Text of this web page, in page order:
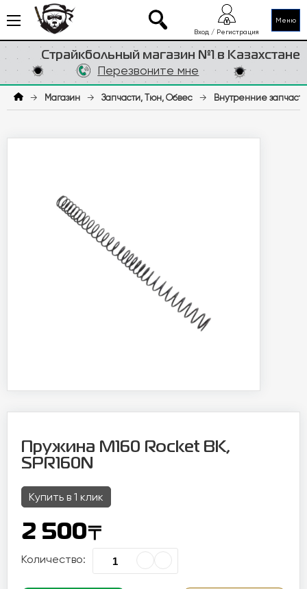
Меню
Страйкбольный магазин №1 в Казахстане
Вход / Регистрация
Перезвоните мне
→ Магазин → Запчасти, Тюн, Обвес → Внутренние запчасти
Пружина M160 Rocket BK,
SPR160N
Купить в 1 клик
2 500〒
Количество: